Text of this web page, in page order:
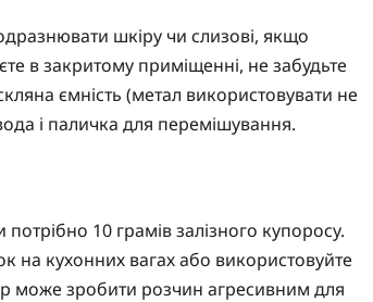
шкіру чи слизові, якщо
в закритому приміщенні, не забудьте
ємність (метал використовувати не
і паличка для перемішування.
10 грамів залізного купоросу.
на кухонних вагах або використовуйте
може зробити розчин агресивним для